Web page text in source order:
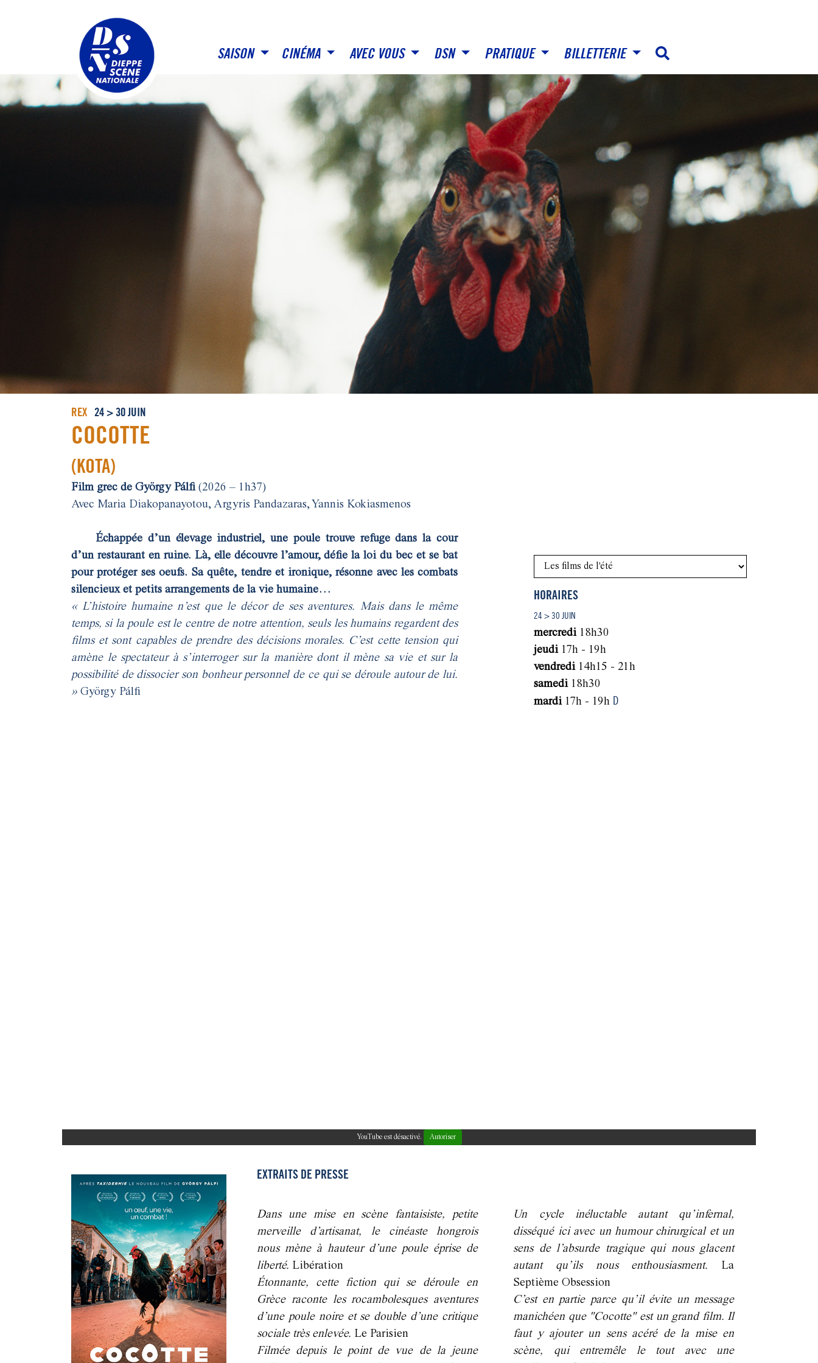
SAISON CINÉMA AVEC VOUS DSN PRATIQUE BILLETTERIE
REX 24 > 30 JUIN
COCOTTE
(KOTA)
Film grec de György Pálfi(2026 – 1h37)
Avec Maria Diakopanayotou, Argyris Pandazaras, Yannis Kokiasmenos
Échappée d’un élevage industriel, une poule trouve refuge dans la cour
d’un restaurant en ruine. Là, elle découvre l’amour, défie la loi du bec et se bat
pour protéger ses oeufs. Sa quête, tendre et ironique, résonne avec les combats
silencieux et petits arrangements de la vie humaine…
« L’histoire humaine n’est que le décor de ses aventures. Mais dans le même
temps, si la poule est le centre de notre attention, seuls les humains regardent des
films et sont capables de prendre des décisions morales. C’est cette tension qui
amène le spectateur à s’interroger sur la manière dont il mène sa vie et sur la
possibilité de dissocier son bonheur personnel de ce qui se déroule autour de lui.
» György Pálfi
HORAIRES
24 > 30 JUIN
mercredi18h30
jeudi 17h - 19h
vendredi14h15 - 21h
samedi18h30
mardi17h - 19h D
YouTube est désactivé. Autoriser
EXTRAITS DE PRESSE
Dans une mise en scène fantaisiste, petite
merveille d’artisanat, le cinéaste hongrois
nous mène à hauteur d’une poule éprise de
liberté. Libération
Étonnante, cette fiction qui se déroule en
Grèce raconte les rocambolesques aventures
d’une poule noire et se double d’une critique
sociale très enlevée. Le Parisien
Filmée depuis le point de vue de la jeune
Un cycle inéluctable autant qu’infernal,
disséqué ici avec un humour chirurgical et un
sens de l’absurde tragique qui nous glacent
autant qu’ils nous enthousiasment. La
Septième Obsession
C’est en partie parce qu’il évite un message
manichéen que "Cocotte" est un grand film. Il
faut y ajouter un sens acéré de la mise en
scène, qui entremêle le tout avec une